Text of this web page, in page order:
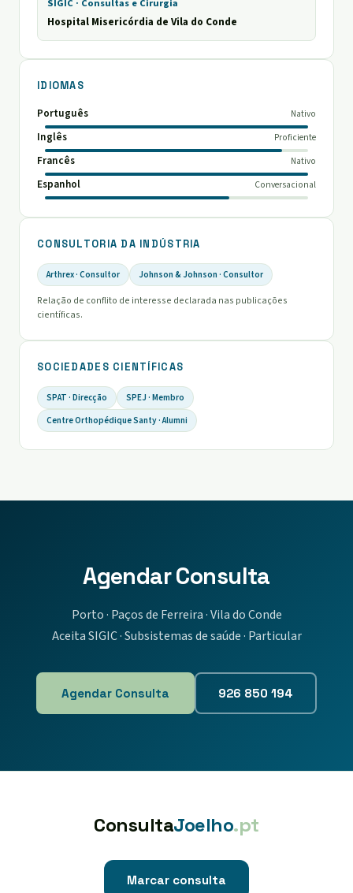
SIGIC · Consultas e Cirurgia
Hospital Misericórdia de Vila do Conde
IDIOMAS
Português Nativo
Inglês Proficiente
Francês Nativo
Espanhol Conversacional
CONSULTORIA DA INDÚSTRIA
Arthrex · Consultor Johnson & Johnson · Consultor
Relação de conflito de interesse declarada nas publicações
científicas.
SOCIEDADES CIENTÍFICAS
SPAT · Direcção
SPEJ · Membro
Centre Orthopédique Santy · Alumni
Agendar Consulta
Porto · Paços de Ferreira · Vila do Conde
Aceita SIGIC · Subsistemas de saúde · Particular
Agendar Consulta 926 850 194
ConsultaJoelho.pt
Marcar consulta